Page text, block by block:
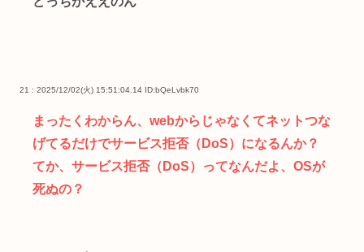
21 : 2025/12/02(火) 15:51:04.14 ID:bQeLvbk70
まったくわからん、webからじゃなくてネットつな
げてるだけでサービス拒否（DoS）になるんか？
てか、サービス拒否（DoS）ってなんだよ、OSが
死ぬの？